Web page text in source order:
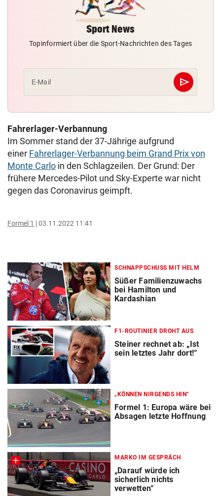
Sport News
Topinformiert über die Sport-Nachrichten des Tages
E-Mail send
Abschicken
Fahrerlager-Verbannung
Im Sommer stand der 37-Jährige aufgrund
einer Fahrerlager-Verbannung beim Grand Prix von
Monte Carlo in den Schlagzeilen. Der Grund: Der
frühere Mercedes-Pilot und Sky-Experte war nicht
gegen das Coronavirus geimpft.
Formel 1 03.11.2022 11:41
SCHNAPPSCHUSS MIT HELM
Süßer Familienzuwachs
bei Hamilton und
Kardashian
F1-ROUTINIER DROHT AUS
Steiner rechnet ab: „Ist
sein letztes Jahr dort!“
„KÖNNEN NIRGENDS HIN“
Formel 1: Europa wäre bei
Absagen letzte Hoffnung
MARKO IM GESPRÄCH
„Darauf würde ich
sicherlich nichts
verwetten“